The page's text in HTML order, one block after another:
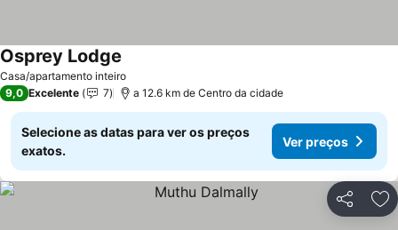
Casa/apartamento inteiro
Osprey Lodge
9,0 Excelente 7 a 12.6 km de Centro da cidade
Selecione as datas para ver os preços
exatos.
Ver preços
Partilhar